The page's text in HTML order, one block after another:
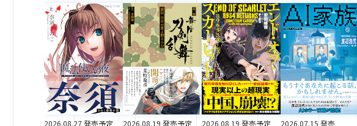
2026.08.27 発売予定 2026.08.19 発売予定 2026.08.19 発売予定 2026.07.15 発売